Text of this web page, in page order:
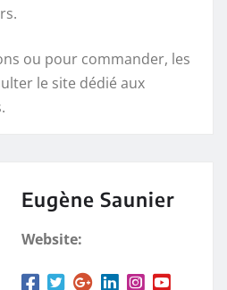
ou pour commander, les
le site dédié aux
Eugène Saunier
Website: